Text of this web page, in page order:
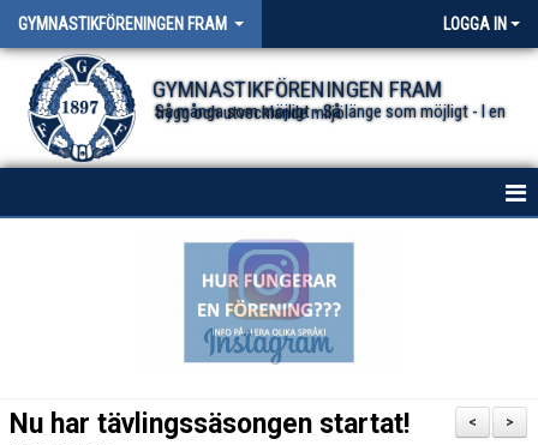
GYMNASTIKFÖRENINGEN FRAM LOGGA IN
GYMNASTIKFÖRENINGEN FRAM
Så många som möjligt - Så länge som möjligt - I en trygg och utvecklande miljö.
NYHETER FÖR ALLA TRUPPER
>
<
Nu har tävlingssäsongen startat!